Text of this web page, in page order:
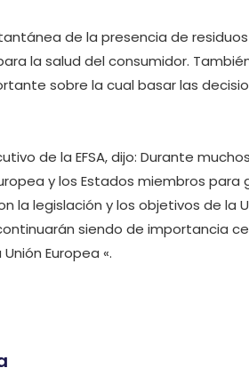
de la presencia de
la salud del consumidor.
sobre la cual basar las
de la EFSA, dijo: Durante
y los Estados miembros
la legislación y los objetivos de la
siendo de importancia
Europea «.